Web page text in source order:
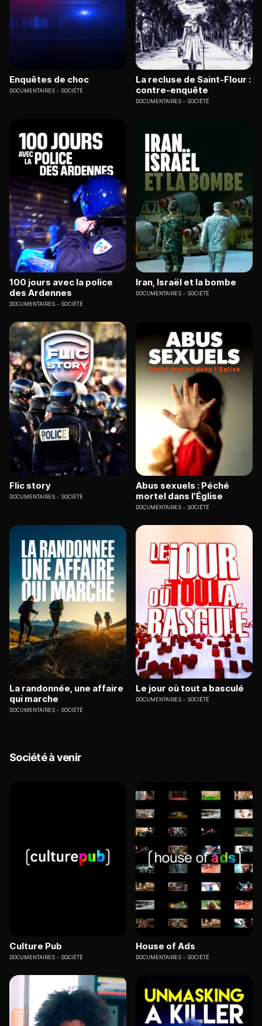
Enquêtes de choc
DOCUMENTAIRES SOCIÉTÉ
La recluse de Saint-Flour :
contre-enquête
DOCUMENTAIRES SOCIÉTÉ
100 jours avec la police
des Ardennes
DOCUMENTAIRES SOCIÉTÉ
Iran, Israël et la bombe
DOCUMENTAIRES SOCIÉTÉ
Flic story
DOCUMENTAIRES SOCIÉTÉ
Abus sexuels : Péché
mortel dans l'Église
DOCUMENTAIRES SOCIÉTÉ
La randonnée, une affaire
qui marche
DOCUMENTAIRES SOCIÉTÉ
Le jour où tout a basculé
DOCUMENTAIRES SOCIÉTÉ
Société à venir
Culture Pub
DOCUMENTAIRES SOCIÉTÉ
House of Ads
DOCUMENTAIRES SOCIÉTÉ